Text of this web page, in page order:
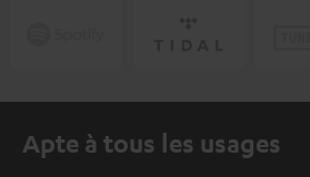
Apte à tous les usages